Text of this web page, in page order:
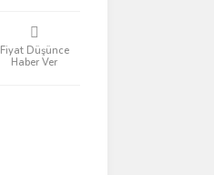
Fiyat Düşünce
Haber Ver